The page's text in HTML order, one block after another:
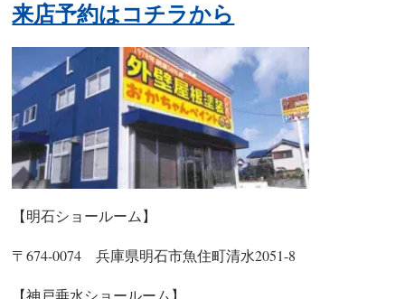
来店予約はコチラから
【明石ショールーム】
〒674-0074 兵庫県明石市魚住町清水2051-8
【神戸垂水ショールーム】